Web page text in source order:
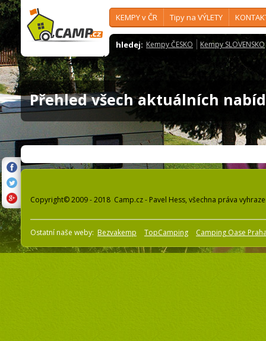
KEMPY v ČR Tipy na VÝLETY
hledej: Kempy ČESKO Kempy SLOVENSKO
Přehled všech aktuálních
Copyright© 2009 - 2018 Camp.cz - Pavel Hess, všechna práva
Ostatní naše weby: Bezvakemp TopCamping Camping Oase